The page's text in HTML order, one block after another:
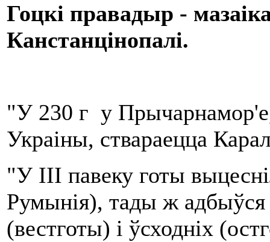
Гоцкі правадыр -
Канстанцінопалі.
"У 230 г у
Украіны, ствараецца
"У III павеку готы
Румынія), тады ж адбыўся
(вестготы) і ўсходніх